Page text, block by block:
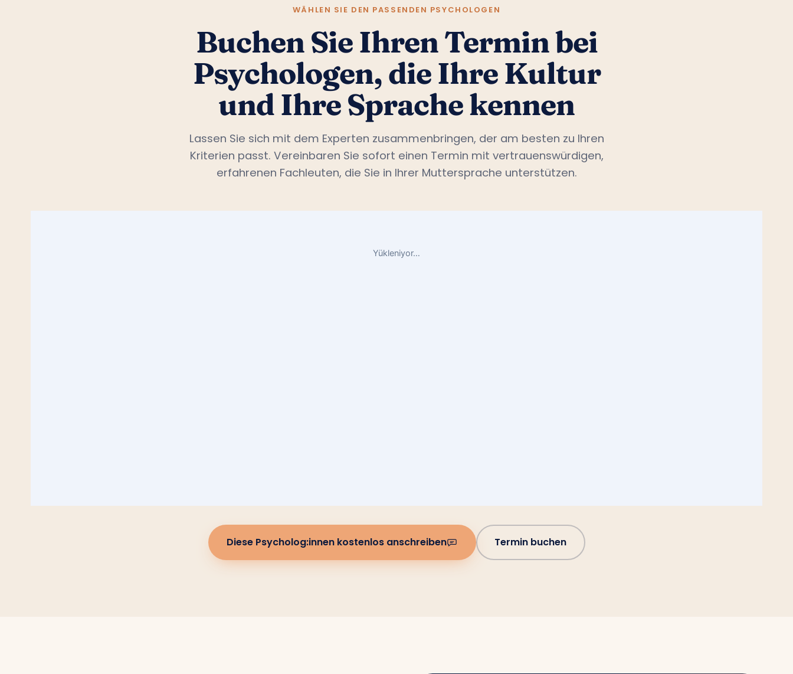
WÄHLEN SIE DEN PASSENDEN PSYCHOLOGEN
Buchen Sie Ihren Termin bei
Psychologen, die Ihre Kultur
und Ihre Sprache kennen
Lassen Sie sich mit dem Experten zusammenbringen, der am besten zu Ihren
Kriterien passt. Vereinbaren Sie sofort einen Termin mit vertrauenswürdigen,
erfahrenen Fachleuten, die Sie in Ihrer Muttersprache unterstützen.
Diese Psycholog:innen kostenlos anschreiben Termin buchen